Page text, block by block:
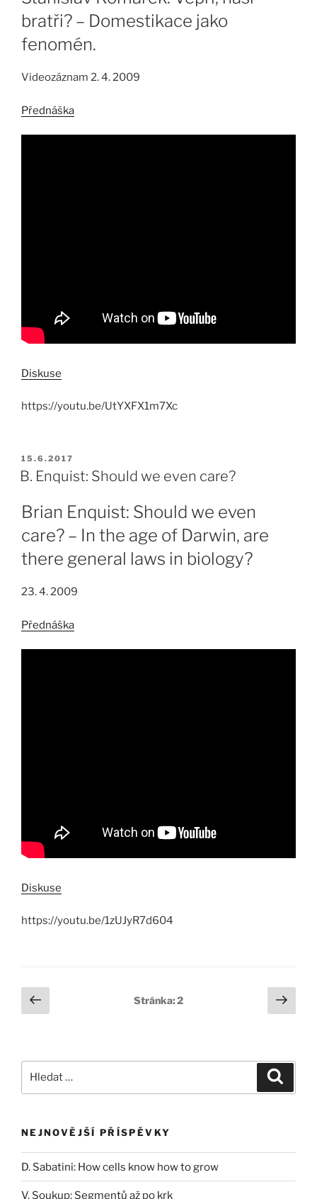
bratři? – Domestikace jako
fenomén.
Videozáznam 2. 4. 2009
Přednáška
Diskuse
https://youtu.be/UtYXFX1m7Xc
PUBLIKOVÁNO
15.6.2017
B. Enquist: Should we even care?
Brian Enquist: Should we even
care? – In the age of Darwin, are
there general laws in biology?
23. 4. 2009
Přednáška
Diskuse
https://youtu.be/1zUJyR7d604
Stránkování
příspěvků
Předchozí
stránka
Stránka:2
Další
NEJNOVĚJŠÍ PŘÍSPĚVKY
D. Sabatini: How cells know how to grow
V. Soukup: Segmentů až po krk